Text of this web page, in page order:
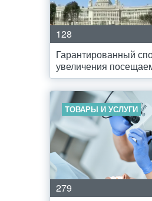
128
Гарантированный
увеличения
ТОВАРЫ И УСЛУГИ
279